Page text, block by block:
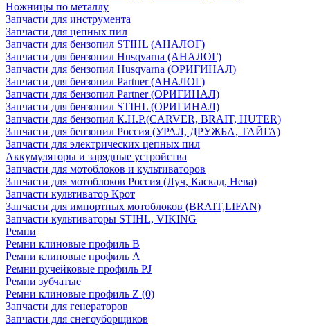
Ножницы по металлу
Запчасти для инструмента
Запчасти для цепных пил
Запчасти для бензопил STIHL (АНАЛОГ)
Запчасти для бензопил Husqvarna (АНАЛОГ)
Запчасти для бензопил Husqvarna (ОРИГИНАЛ)
Запчасти для бензопил Partner (АНАЛОГ)
Запчасти для бензопил Partner (ОРИГИНАЛ)
Запчасти для бензопил STIHL (ОРИГИНАЛ)
Запчасти для бензопил К.Н.Р.(CARVER, BRAIT, HUTER)
Запчасти для бензопил Россия (УРАЛ, ДРУЖБА, ТАЙГА)
Запчасти для электрических цепных пил
Аккумуляторы и зарядные устройства
Запчасти для мотоблоков и культиваторов
Запчасти для мотоблоков Россия (Луч, Каскад, Нева)
Запчасти культиватор Крот
Запчасти для импортных мотоблоков (BRAIT,LIFAN)
Запчасти культиваторы STIHL, VIKING
Ремни
Ремни клиновые профиль B
Ремни клиновые профиль А
Ремни ручейковые профиль PJ
Ремни зубчатые
Ремни клиновые профиль Z (0)
Запчасти для генераторов
Запчасти для снегоуборщиков